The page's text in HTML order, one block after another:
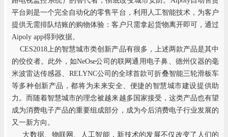
平台则是一个完全自动化的零售平台，利用人工智能技术，为客户
提供无需排队结账的购物体验：客户只需拿起货物离开即可，通过
Aipoly app得到收据。
CES2018上的智慧城市类创新产品有很多，上述两款产品是其中
的佼佼者。此外，如NeOse公司的联网通用电子鼻、德州仪器的毫
米波雷达传感器、RELYNC公司的全球首款可折叠智能三轮滑板车
等多种创新产品，都将为未来安全、便捷的智慧城市建设提供助
力。而随着智慧城市的理念被越来越多国家接受，这类产品也有望
成为消费电子产品的重要组成部分，成为今后消费电子行业发展的
又一新方向。
大数据、物联网、人工智能，新技术的发展不仅改变了人们的